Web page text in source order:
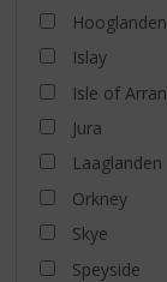
Hooglanden
Islay
Isle of Arran
Jura
Laaglanden
Orkney
Skye
Speyside